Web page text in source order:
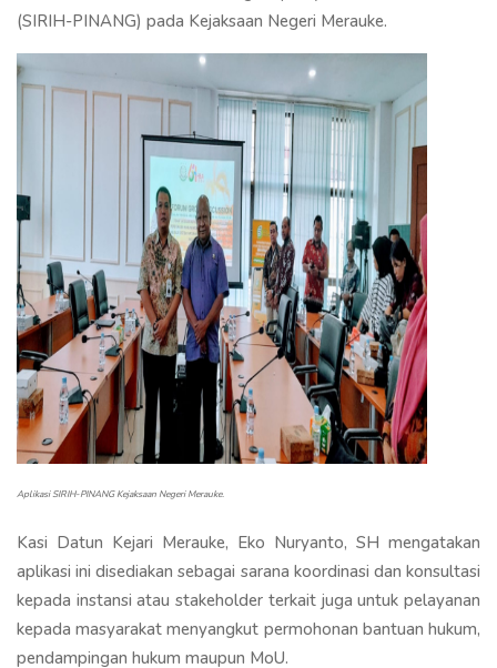
(SIRIH-PINANG) pada Kejaksaan Negeri Merauke.
Aplikasi SIRIH-PINANG Kejaksaan Negeri Merauke.
Kasi Datun Kejari Merauke, Eko Nuryanto, SH mengatakan
aplikasi ini disediakan sebagai sarana koordinasi dan konsultasi
kepada instansi atau stakeholder terkait juga untuk pelayanan
kepada masyarakat menyangkut permohonan bantuan hukum,
pendampingan hukum maupun MoU.